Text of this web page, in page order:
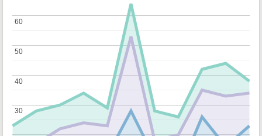
30
30
40
40
50
50
60
60